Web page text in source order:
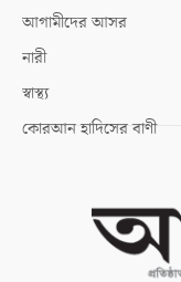
আগামীদের আসর
নারী
স্বাস্থ্য
কোরআন হাদিসের বাণী